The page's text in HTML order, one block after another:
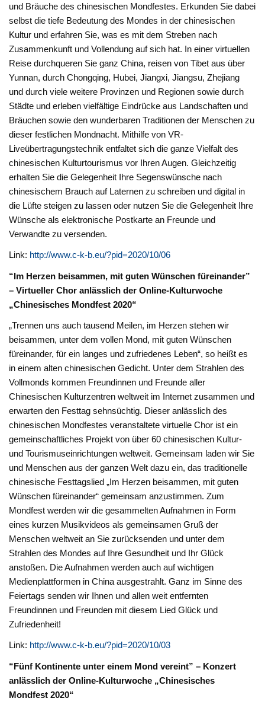
und Bräuche des chinesischen Mondfestes. Erkunden Sie dabei
selbst die tiefe Bedeutung des Mondes in der chinesischen
Kultur und erfahren Sie, was es mit dem Streben nach
Zusammenkunft und Vollendung auf sich hat. In einer virtuellen
Reise durchqueren Sie ganz China, reisen von Tibet aus über
Yunnan, durch Chongqing, Hubei, Jiangxi, Jiangsu, Zhejiang
und durch viele weitere Provinzen und Regionen sowie durch
Städte und erleben vielfältige Eindrücke aus Landschaften und
Bräuchen sowie den wunderbaren Traditionen der Menschen zu
dieser festlichen Mondnacht. Mithilfe von VR-
Liveübertragungstechnik entfaltet sich die ganze Vielfalt des
chinesischen Kulturtourismus vor Ihren Augen. Gleichzeitig
erhalten Sie die Gelegenheit Ihre Segenswünsche nach
chinesischem Brauch auf Laternen zu schreiben und digital in
die Lüfte steigen zu lassen oder nutzen Sie die Gelegenheit Ihre
Wünsche als elektronische Postkarte an Freunde und
Verwandte zu versenden.
Link: http://www.c-k-b.eu/?pid=2020/10/06
“Im Herzen beisammen, mit guten Wünschen füreinander”
– Virtueller Chor anlässlich der Online-Kulturwoche
„Chinesisches Mondfest 2020“
„Trennen uns auch tausend Meilen, im Herzen stehen wir
beisammen, unter dem vollen Mond, mit guten Wünschen
füreinander, für ein langes und zufriedenes Leben“, so heißt es
in einem alten chinesischen Gedicht. Unter dem Strahlen des
Vollmonds kommen Freundinnen und Freunde aller
Chinesischen Kulturzentren weltweit im Internet zusammen und
erwarten den Festtag sehnsüchtig. Dieser anlässlich des
chinesischen Mondfestes veranstaltete virtuelle Chor ist ein
gemeinschaftliches Projekt von über 60 chinesischen Kultur-
und Tourismuseinrichtungen weltweit. Gemeinsam laden wir Sie
und Menschen aus der ganzen Welt dazu ein, das traditionelle
chinesische Festtagslied „Im Herzen beisammen, mit guten
Wünschen füreinander“ gemeinsam anzustimmen. Zum
Mondfest werden wir die gesammelten Aufnahmen in Form
eines kurzen Musikvideos als gemeinsamen Gruß der
Menschen weltweit an Sie zurücksenden und unter dem
Strahlen des Mondes auf Ihre Gesundheit und Ihr Glück
anstoßen. Die Aufnahmen werden auch auf wichtigen
Medienplattformen in China ausgestrahlt. Ganz im Sinne des
Feiertags senden wir Ihnen und allen weit entfernten
Freundinnen und Freunden mit diesem Lied Glück und
Zufriedenheit!
Link: http://www.c-k-b.eu/?pid=2020/10/03
“Fünf Kontinente unter einem Mond vereint” – Konzert
anlässlich der Online-Kulturwoche „Chinesisches
Mondfest 2020“